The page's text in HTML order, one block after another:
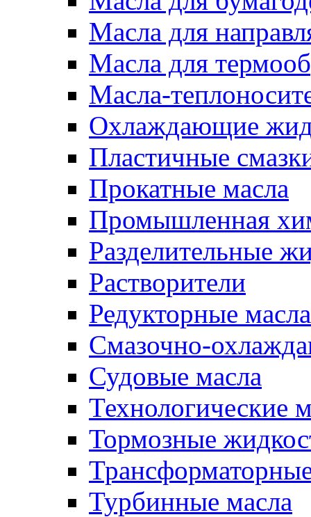
Масла для
Масла для
Масла-
Охлаждающие
Пластичные
Прокатные масла
Промышленная
Разделительные
Растворители
Редукторные масла
Смазочно-
Судовые масла
Технологические
Тормозные
Турбинные масла